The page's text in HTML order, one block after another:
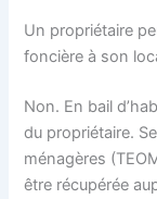
Un propriétaire
foncière à son
Non. En bail
du propriétaire.
ménagères
être récupérée